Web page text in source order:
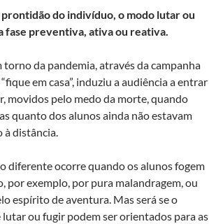
do indivíduo, o modo lutar ou
fase preventiva, ativa ou reativa.
da pandemia, através da campanha
em casa”, induziu a audiência a entrar
movidos pelo medo da morte, quando
quanto dos alunos ainda não estavam
à distância.
diferente ocorre quando os alunos fogem
por exemplo, por pura malandragem, ou
espírito de aventura. Mas será se o
ou fugir podem ser orientados para as